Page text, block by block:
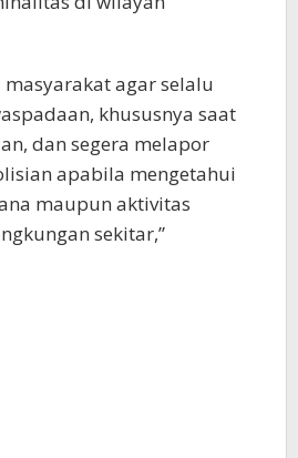
agar selalu
khususnya saat
dan segera melapor
apabila mengetahui
maupun aktivitas
sekitar,”